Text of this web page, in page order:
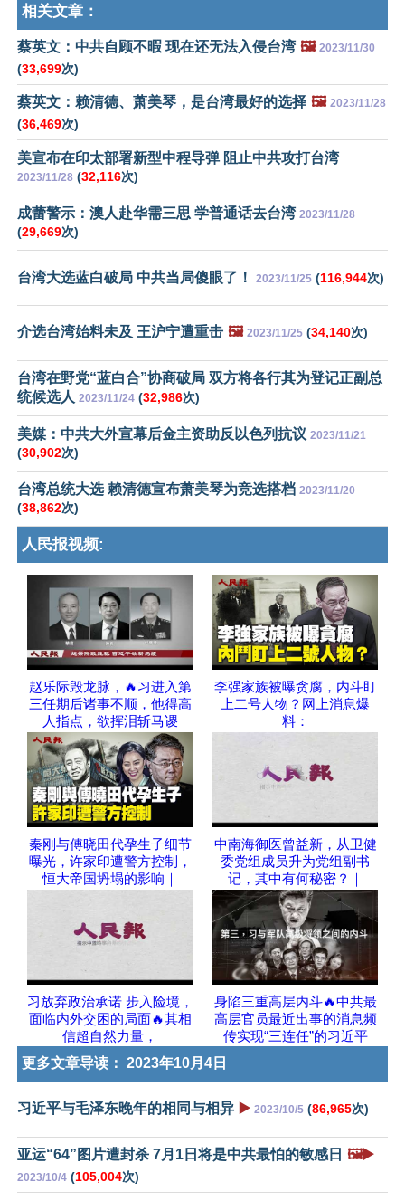
相关文章：
蔡英文：中共自顾不暇 现在还无法入侵台湾 🖼️ 2023/11/30
(33,699次)
蔡英文：赖清德、萧美琴，是台湾最好的选择 🖼️ 2023/11/28
(36,469次)
美宣布在印太部署新型中程导弹 阻止中共攻打台湾
2023/11/28 (32,116次)
成蕾警示：澳人赴华需三思 学普通话去台湾 2023/11/28
(29,669次)
台湾大选蓝白破局 中共当局傻眼了！ 2023/11/25 (116,944次)
介选台湾始料未及 王沪宁遭重击 🖼️ 2023/11/25 (34,140次)
台湾在野党“蓝白合”协商破局 双方将各行其为登记正副总
统候选人 2023/11/24 (32,986次)
美媒：中共大外宣幕后金主资助反以色列抗议 2023/11/21
(30,902次)
台湾总统大选 赖清德宣布萧美琴为竞选搭档 2023/11/20
(38,862次)
人民报视频:
赵乐际毁龙脉，🔥习进入第
三任期后诸事不顺，他得高
人指点，欲挥泪斩马谡
李强家族被曝贪腐，内斗盯
上二号人物？网上消息爆
料：
秦刚与傅晓田代孕生子细节
曝光，许家印遭警方控制，
恒大帝国坍塌的影响｜
中南海御医曾益新，从卫健
委党组成员升为党组副书
记，其中有何秘密？｜
习放弃政治承诺 步入险境，
面临内外交困的局面🔥其相
信超自然力量，
身陷三重高层内斗🔥中共最
高层官员最近出事的消息频
传实现“三连任”的习近平
更多文章导读： 2023年10月4日
习近平与毛泽东晚年的相同与相异 ▶️ 2023/10/5 (86,965次)
亚运“64”图片遭封杀 7月1日将是中共最怕的敏感日 🖼️▶️
2023/10/4 (105,004次)